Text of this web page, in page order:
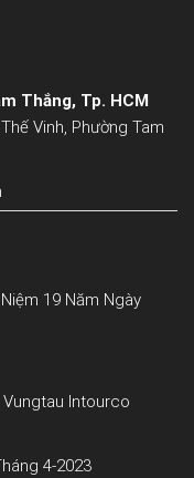
Thắng, Tp. HCM
Vinh, Phường Tam
19 Năm Ngày
Vungtau Intourco
4-2023